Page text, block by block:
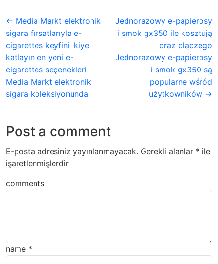
← Media Markt elektronik
sigara fırsatlarıyla e-
cigarettes keyfini ikiye
katlayın en yeni e-
cigarettes seçenekleri
Media Markt elektronik
sigara koleksiyonunda
Jednorazowy e-papierosy
i smok gx350 ile kosztują
oraz dlaczego
Jednorazowy e-papierosy
i smok gx350 są
popularne wśród
użytkowników →
Post a comment
E-posta adresiniz yayınlanmayacak. Gerekli alanlar * ile
işaretlenmişlerdir
comments
name *